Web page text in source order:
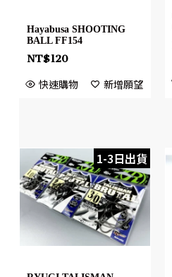
Hayabusa SHOOTING
BALL FF154
NT$120
快速購物 新增願望
1-3日出貨